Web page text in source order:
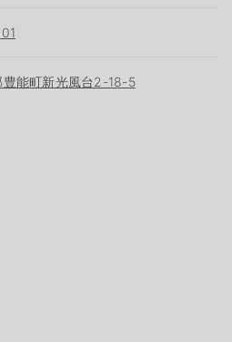
豊能町新光風台2-18-5